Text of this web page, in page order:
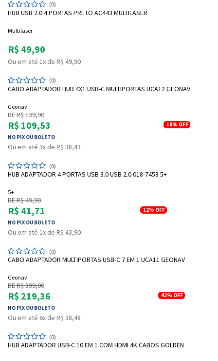
(0)
HUB USB 2.0 4 PORTAS PRETO AC443 MULTILASER
Multilaser
R$ 49,90
Ou em até 1x de R$ 49,90
(0)
CABO ADAPTADOR HUB 4X1 USB-C MULTIPORTAS UCA12 GEONAV
Geonav
DE R$ 139,90
R$ 109,53
NO PIX OU BOLETO
18% OFF
Ou em até 3x de R$ 38,43
(0)
HUB ADAPTADOR 4 PORTAS USB 3.0 USB 2.0 018-7458 5+
5+
DE R$ 49,90
R$ 41,71
NO PIX OU BOLETO
12% OFF
Ou em até 1x de R$ 43,90
(0)
CABO ADAPTADOR MULTIPORTAS USB-C 7 EM 1 UCA11 GEONAV
Geonav
DE R$ 399,00
R$ 219,36
NO PIX OU BOLETO
42% OFF
Ou em até 6x de R$ 38,48
(0)
HUB ADAPTADOR USB-C 10 EM 1 COM HDMI 4K CABOS GOLDEN